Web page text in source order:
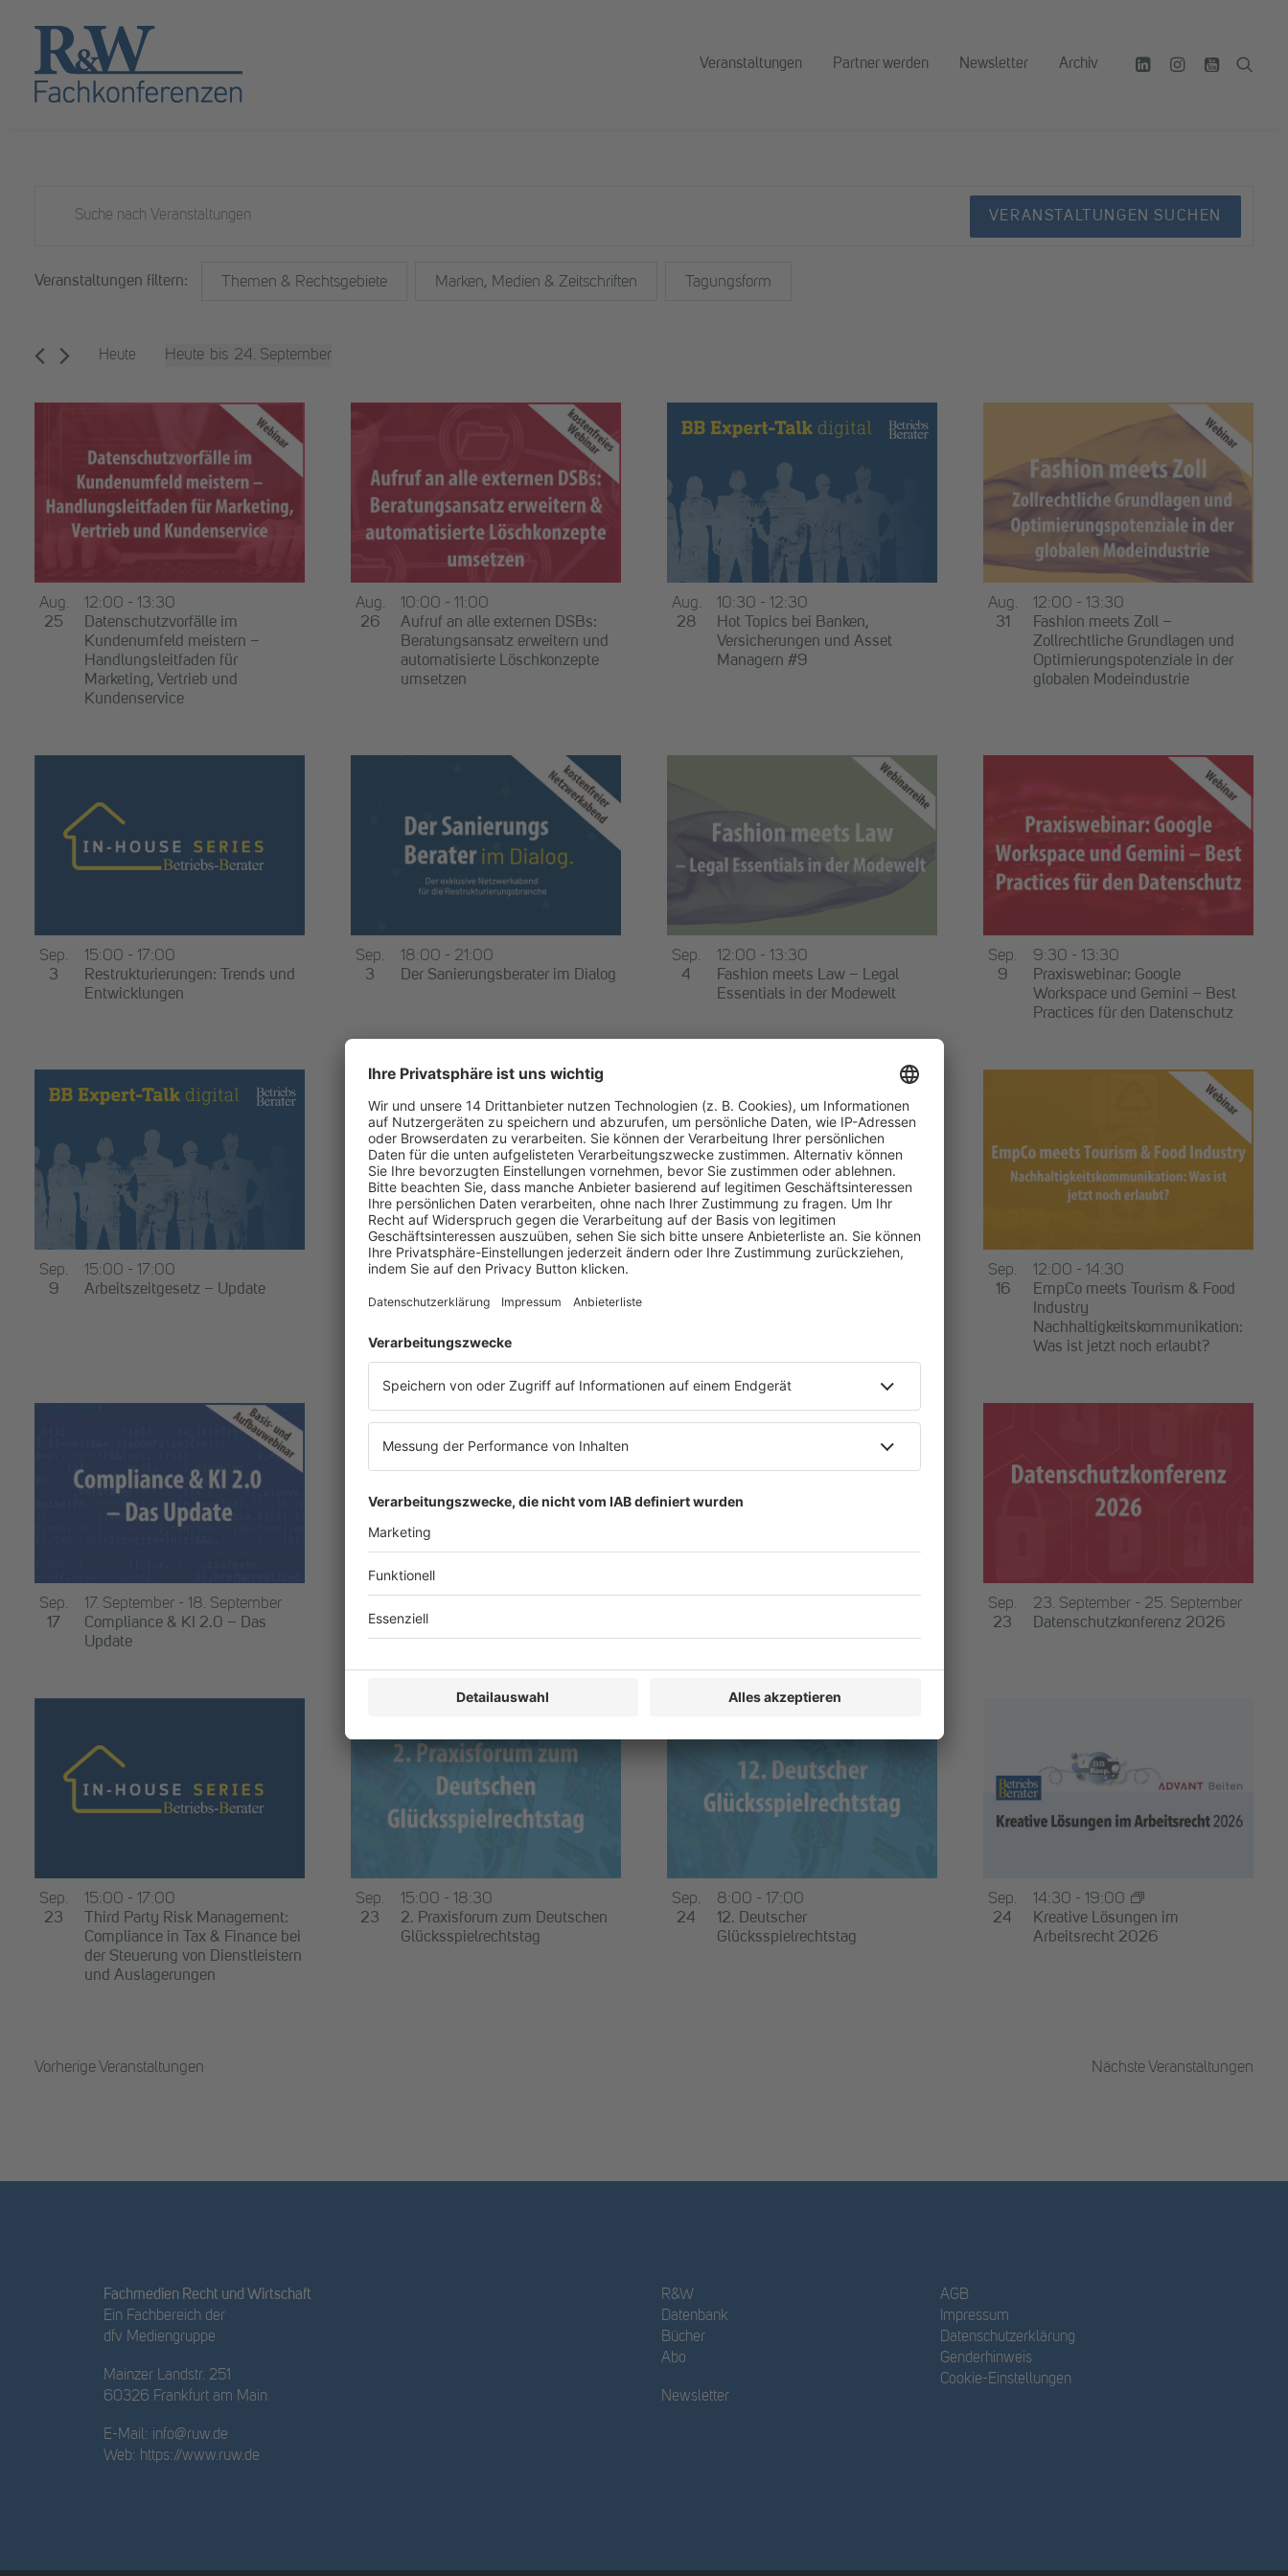
Veranstaltungen Partner werden Newsletter Archiv
Veranstaltungen
Veranstaltungen
und
Navigation
Suche
VERANSTALTUNGEN SUCHEN
Filter
Das
Eingabefelder
Veranstaltungen
den
gefilterten
Themen & Rechtsgebiete Marken, Medien & Zeitschriften Tagungsform
Heute Heute 24. September
Veranstaltungen
View
Aug.
25
Datenschutzvorfälle im
Kundenumfeld meistern –
Handlungsleitfaden für
Marketing, Vertrieb und
Kundenservice
12:00 - 13:30
Aug.
26
Aufruf an alle externen DSBs:
Beratungsansatz erweitern und
automatisierte Löschkonzepte
umsetzen
10:00 - 11:00
Aug.
28
Hot Topics bei Banken,
Versicherungen und Asset
Managern #9
10:30 - 12:30
Aug.
31
Fashion meets Zoll –
Zollrechtliche Grundlagen und
Optimierungspotenziale in der
globalen Modeindustrie
12:00 - 13:30
Sep.
3
Restrukturierungen: Trends und
Entwicklungen
15:00 - 17:00
Sep.
3
Der Sanierungsberater im Dialog
18:00 - 21:00
Sep.
4
Fashion meets Law – Legal
Essentials in der Modewelt
12:00 - 13:30
Sep.
9
Praxiswebinar: Google
Workspace und Gemini – Best
Practices für den Datenschutz
9:30 - 13:30
Sep.
9
Arbeitszeitgesetz – Update
15:00 - 17:00
Sep.
Kreative Lösungen im
10. September | 14:30-8.
Sep.
16
EmpCo meets Tourism & Food
Industry
Nachhaltigkeitskommunikation:
Was ist jetzt noch erlaubt?
12:00 - 14:30
Sep.
17
Compliance & KI 2.0 – Das
Update
17. September - 18. September
17
Kreative Lösungen im
Arbeitsrecht 2026
Sep.
23
Datenschutzkonferenz 2026
23. September - 25. September
Sep.
23
Third Party Risk Management:
Compliance in Tax & Finance bei
der Steuerung von Dienstleistern
und Auslagerungen
15:00 - 17:00
Sep.
23
2. Praxisforum zum Deutschen
Glücksspielrechtstag
15:00 - 18:30
Sep.
24
12. Deutscher
Glücksspielrechtstag
8:00 - 17:00
Sep.
24
Kreative Lösungen im
Arbeitsrecht 2026
14:30 - 19:00
Vorherige Veranstaltungen Nächste Veranstaltungen
Fachmedien Recht und Wirtschaft
Ein Fachbereich der
dfv Mediengruppe
Mainzer Landstr. 251
60326 Frankfurt am Main
E-Mail: info@ruw.de
Web: https://www.ruw.de
R&W
Datenbank
Bücher
Abo
Newsletter
AGB
Impressum
Datenschutzerklärung
Genderhinweis
Cookie-Einstellungen